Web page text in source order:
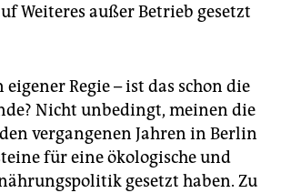
Weiteres außer Betrieb gesetzt
Regie – ist das schon die
Nicht unbedingt, meinen die
vergangenen Jahren in Berlin
für eine ökologische und
gesetzt haben. Zu